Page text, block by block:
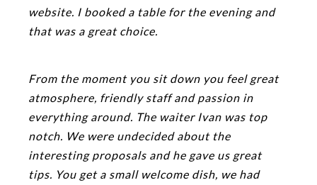
website. I booked a table for the evening and
that was a great choice.
From the moment you sit down you feel great
atmosphere, friendly staff and passion in
everything around. The waiter Ivan was top
notch. We were undecided about the
interesting proposals and he gave us great
tips. You get a small welcome dish, we had